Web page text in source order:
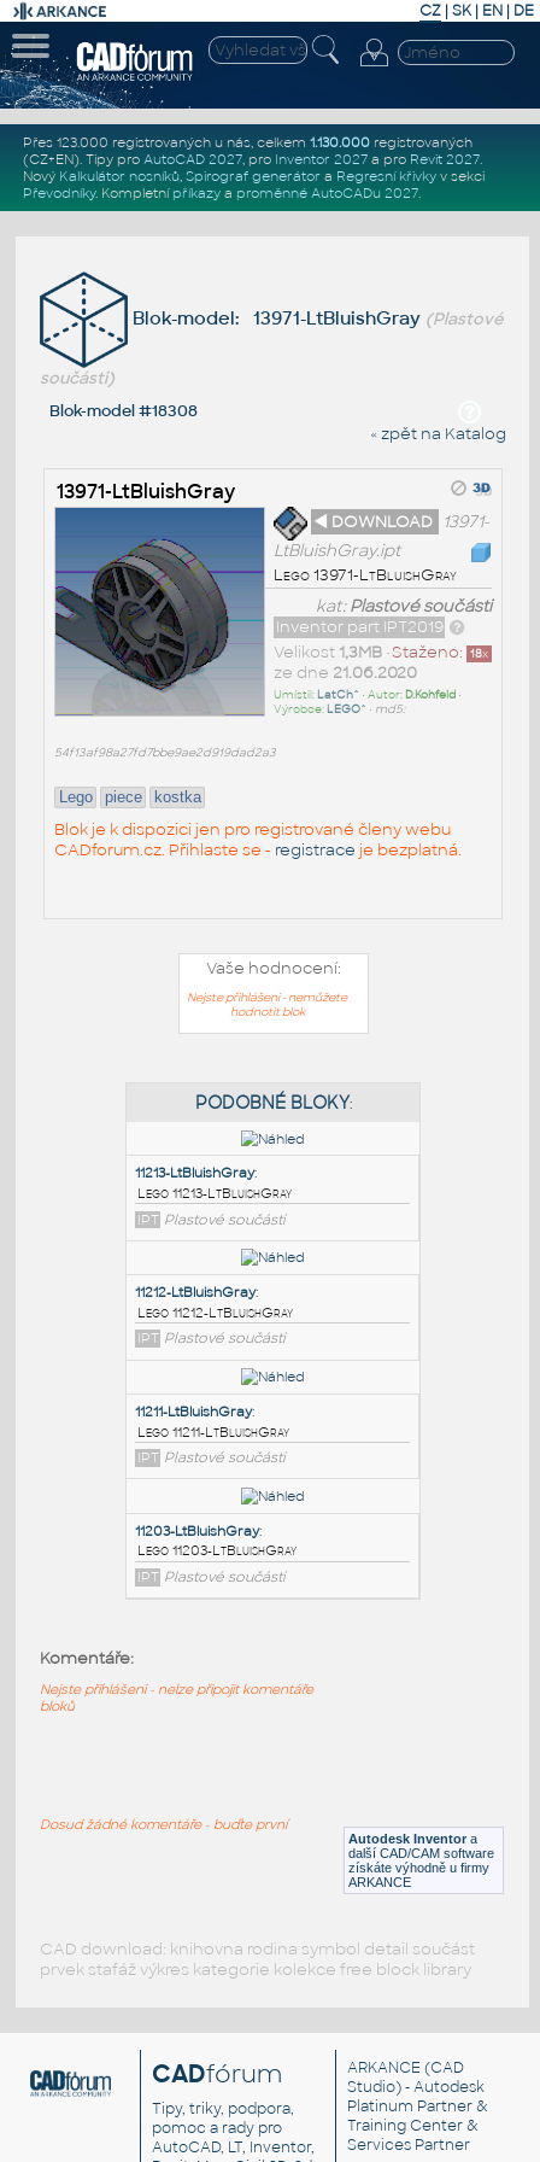
CZ | SK| EN | DE
Přes 123.000 registrovaných u nás, celkem 1.130.000registrovaných
(CZ+EN). Tipy pro AutoCAD 2027, pro Inventor 2027a pro Revit 2027.
Nový Kalkulátor nosníků, Spirograf generátor a Regresní křivkyv sekci
Převodníky. Kompletní příkazya proměnné AutoCADu 2027.
Blok-model: 13971-LtBluishGray (Plastové
součásti)
Blok-model #18308
« zpět na Katalog
13971-LtBluishGray
◄ DOWNLOAD
13971-
LtBluishGray.ipt
Lego 13971-LtBluishGray
kat:Plastové součásti
Inventor part IPT2019
Staženo: 18x
Velikost 1,3MB•
ze dne 21.06.2020
Umístil: LatCh^ • Autor: D.Kohfeld•
Výrobce: LEGO^ • md5:
54f13af98a27fd7bbe9ae2d919dad2a3
Lego piece kostka
Blok je k dispozici jen pro registrované členy webu
CADforum.cz. Přihlaste se - registrace je bezplatná.
Vaše hodnocení:
Nejste přihlášeni - nemůžete
hodnotit blok
PODOBNÉ BLOKY
11213-LtBluishGray:
Lego 11213-LtBluishGray
IPT Plastové součásti
11212-LtBluishGray:
Lego 11212-LtBluishGray
IPT Plastové součásti
Lego 11211-LtBluishGray
Lego 11203-LtBluishGray
Autodesk Inventor a
další CAD/CAM software
získáte výhodně u firmy
ARKANCE
Komentáře:
Nejste přihlášeni - nelze připojit komentáře
bloků
Dosud žádné komentáře - buďte první
CAD download: knihovna rodina symbol detail součást
prvek stafáž výkres kategorie kolekce free block library
CADfórum
Tipy, triky, podpora,
pomoc a rady pro
AutoCAD, LT, Inventor,
ARKANCE (CAD
Studio) - Autodesk
Platinum Partner &
Training Center &
Services Partner